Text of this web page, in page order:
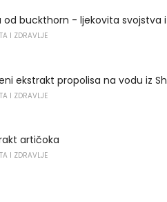
od buckthorn - ljekovita svojstva
I ZDRAVLJE
ekstrakt propolisa na vodu iz
I ZDRAVLJE
artičoka
I ZDRAVLJE